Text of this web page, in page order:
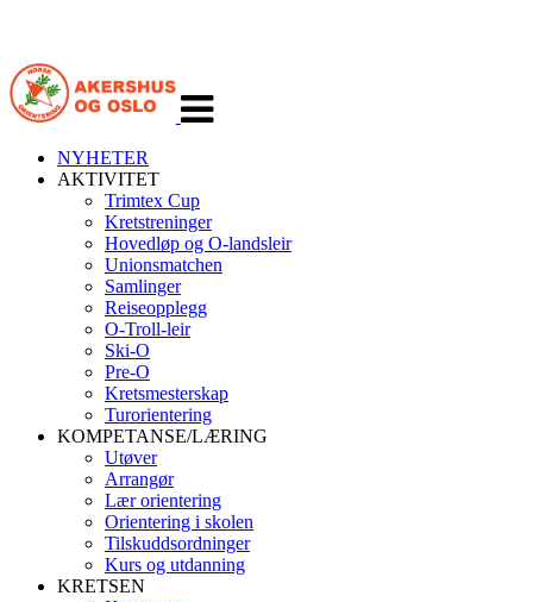
navigasjon
NYHETER
AKTIVITET
Trimtex Cup
Kretstreninger
Hovedløp og O-landsleir
Unionsmatchen
Samlinger
Reiseopplegg
O-Troll-leir
Ski-O
Pre-O
Kretsmesterskap
Turorientering
KOMPETANSE/LÆRING
Utøver
Arrangør
Lær orientering
Orientering i skolen
Tilskuddsordninger
Kurs og utdanning
KRETSEN